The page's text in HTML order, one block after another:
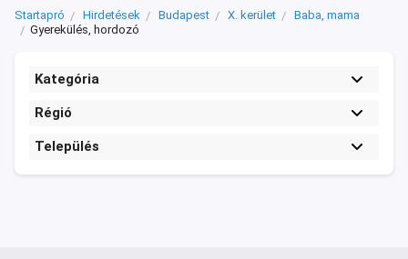
Startapró Hirdetések Budapest X. kerület
Baba, mama
Gyerekülés, hordozó
Kategória
Régió
Település